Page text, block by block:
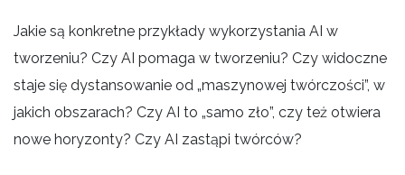
Jakie są konkretne przykłady wykorzystania AI w
tworzeniu? Czy AI pomaga w tworzeniu? Czy widoczne
staje się dystansowanie od „maszynowej twórczości”, w
jakich obszarach? Czy AI to „samo zło”, czy też otwiera
nowe horyzonty? Czy AI zastąpi twórców?